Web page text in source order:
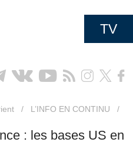
TV
/ L’INFO EN CONTINU
/
: les bases US en